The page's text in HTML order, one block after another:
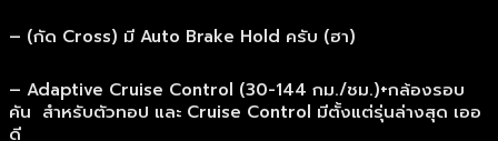
– (กัด Cross) มี Auto Brake Hold ครับ (ฮา)
– Adaptive Cruise Control (30-144 กม./ชม.)+กล้องรอบ
คัน สำหรับตัวทอป และ Cruise Control มีตั้งแต่รุ่นล่างสุด เออ
ดี